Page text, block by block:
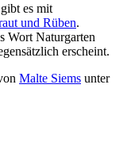
es mit
und Rüben.
Wort Naturgarten
erscheint.
Malte Siems unter